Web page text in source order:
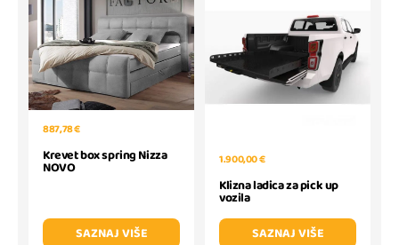
887,78 €
Krevet box spring Nizza
NOVO
SAZNAJ VIŠE
1.900,00 €
Klizna ladica za pick up
vozila
SAZNAJ VIŠE